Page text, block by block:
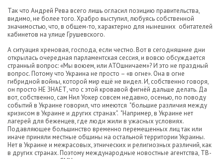
Так что Андрей Рева всего лишь огласил позицию правительства,
видимо, не более того. Храбро выступил, любуясь собственной
значимостью, что, в общем-то, характерно для нынешних обитателей
кабинетов на улице Грушевского.
А ситуация хреновая, господа, если честно. Вот в сегодняшние дни
открылась очередная парламентская сессия, и вовсю обсуждается
странный вопрос: «Мы воюем, или АТОшничаем»? И это не праздный
вопрос. Потому что Украина не просто – «в огне». Она в огне
гибридной войны, которой мир ещё не видел. И, собственно говоря,
он просто НЕ ЗНАЕТ, что с этой кровавой фигнёй дальше делать. Да
вот, собственно, сам Нил Уокер совсем недавно, осенью, по поводу
событий в Украине говорил, что имеются "большие различия между
кризисом в Украине и других странах". "Например, в Украине нет
лагерей для беженцев, где люди жили в ужасных условиях.
Подавляющее большинство временно перемещенных лиц так или
иначе приняли местные общины на остальной территории Украины.
Нет в Украине и межрасовых, этнических и религиозных различий, как
в других странах. Поэтому международные новостные агентства, ТВ-